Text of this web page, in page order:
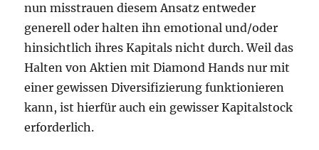
nun misstrauen diesem Ansatz entweder
generell oder halten ihn emotional und/oder
hinsichtlich ihres Kapitals nicht durch. Weil das
Halten von Aktien mit Diamond Hands nur mit
einer gewissen Diversifizierung funktionieren
kann, ist hierfür auch ein gewisser Kapitalstock
erforderlich.